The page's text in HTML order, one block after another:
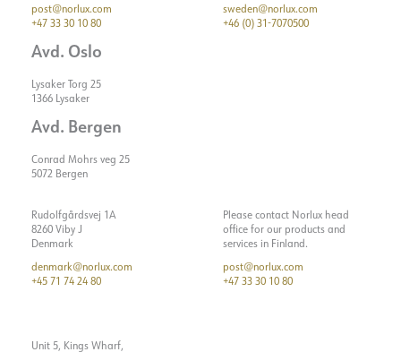
post@norlux.com
+47 33 30 10 80
Avd. Oslo
Lysaker Torg 25
1366 Lysaker
Avd. Bergen
Conrad Mohrs veg 25
5072 Bergen
sweden@norlux.com
+46 (0) 31-7070500
Rudolfgårdsvej 1A
8260 Viby J
Denmark
denmark@norlux.com
+45 71 74 24 80
Please contact Norlux head
office for our products and
services in Finland.
post@norlux.com
+47 33 30 10 80
Unit 5, Kings Wharf,